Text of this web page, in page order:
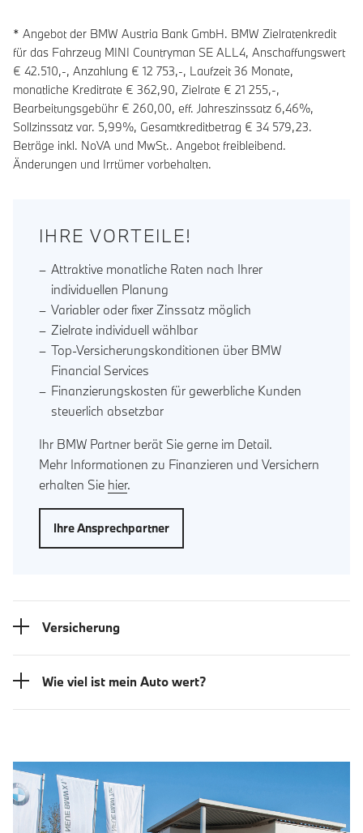
* Angebot der BMW Austria Bank GmbH. BMW Zielratenkredit
für das Fahrzeug MINI Countryman SE ALL4, Anschaffungswert
€ 42.510,-, Anzahlung € 12 753,-, Laufzeit36 Monate,
monatliche Kreditrate € 362,90, Zielrate € 21 255,-,
Bearbeitungsgebühr € 260,00, eff. Jahreszinssatz 6,46%,
Sollzinssatz var. 5,99%, Gesamtkreditbetrag € 34 579,23.
Beträge inkl. NoVA und MwSt.. Angebot freibleibend.
Änderungen und Irrtümer vorbehalten.
IHRE VORTEILE!
Attraktive monatliche Raten nach Ihrer
individuellen Planung
Variabler oder fixer Zinssatz möglich
Zielrate individuell wählbar
Top-Versicherungskonditionen über BMW
Financial Services
Finanzierungskosten für gewerbliche Kunden
steuerlich absetzbar
Ihr BMW Partner berät Sie gerne im Detail.
Mehr Informationen zu Finanzieren und Versichern
erhalten Sie hier.
Ihre Ansprechpartner
Versicherung
Wie viel ist mein Auto wert?